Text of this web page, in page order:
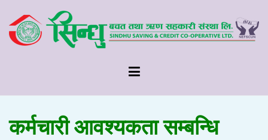
content
कर्मचारी आवश्यकता सम्बन्धि